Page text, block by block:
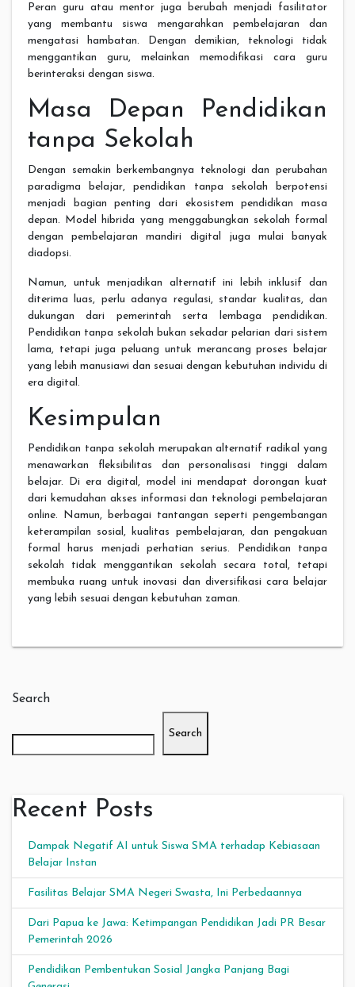
Peran guru atau mentor juga berubah menjadi fasilitator
yang membantu siswa mengarahkan pembelajaran dan
mengatasi hambatan. Dengan demikian, teknologi tidak
menggantikan guru, melainkan memodifikasi cara guru
berinteraksi dengan siswa.
Masa Depan Pendidikan
tanpa Sekolah
Dengan semakin berkembangnya teknologi dan perubahan
paradigma belajar, pendidikan tanpa sekolah berpotensi
menjadi bagian penting dari ekosistem pendidikan masa
depan. Model hibrida yang menggabungkan sekolah formal
dengan pembelajaran mandiri digital juga mulai banyak
diadopsi.
Namun, untuk menjadikan alternatif ini lebih inklusif dan
diterima luas, perlu adanya regulasi, standar kualitas, dan
dukungan dari pemerintah serta lembaga pendidikan.
Pendidikan tanpa sekolah bukan sekadar pelarian dari sistem
lama, tetapi juga peluang untuk merancang proses belajar
yang lebih manusiawi dan sesuai dengan kebutuhan individu di
era digital.
Kesimpulan
Pendidikan tanpa sekolah merupakan alternatif radikal yang
menawarkan fleksibilitas dan personalisasi tinggi dalam
belajar. Di era digital, model ini mendapat dorongan kuat
dari kemudahan akses informasi dan teknologi pembelajaran
online. Namun, berbagai tantangan seperti pengembangan
keterampilan sosial, kualitas pembelajaran, dan pengakuan
formal harus menjadi perhatian serius. Pendidikan tanpa
sekolah tidak menggantikan sekolah secara total, tetapi
membuka ruang untuk inovasi dan diversifikasi cara belajar
yang lebih sesuai dengan kebutuhan zaman.
Search
Search
Recent Posts
Dampak Negatif AI untuk Siswa SMA terhadap Kebiasaan
Belajar Instan
Fasilitas Belajar SMA Negeri Swasta, Ini Perbedaannya
Dari Papua ke Jawa: Ketimpangan Pendidikan Jadi PR Besar
Pemerintah 2026
Pendidikan Pembentukan Sosial Jangka Panjang Bagi